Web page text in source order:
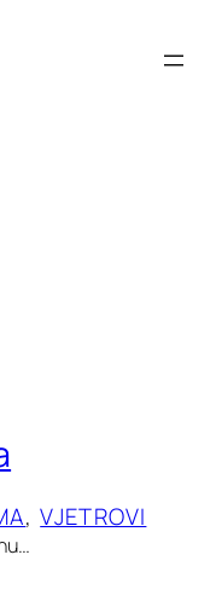
, VJETROVI